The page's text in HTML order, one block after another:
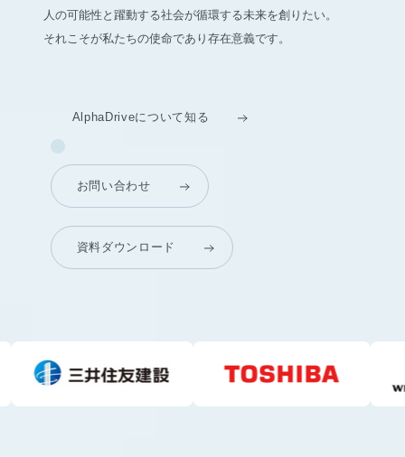
人の可能性と躍動する社会が循環する未来を創りたい。
それこそが私たちの使命であり存在意義です。
AlphaDriveについて知る
お問い合わせ
資料ダウンロード